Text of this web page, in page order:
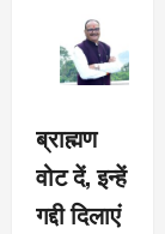
ब्राह्मण
वोट दें, इन्हें
गद्दी दिलाएं